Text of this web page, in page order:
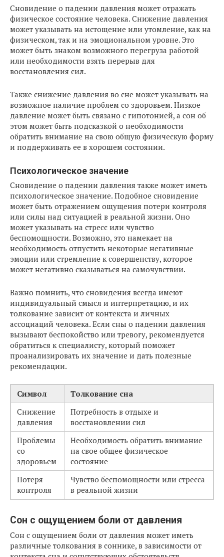
Сновидение о падении давления может отражать
физическое состояние человека. Снижение давления
может указывать на истощение или утомление, как на
физическом, так и на эмоциональном уровне. Это
может быть знаком возможного перегруза работой
или необходимости взять перерыв для
восстановления сил.
Также снижение давления во сне может указывать на
возможное наличие проблем со здоровьем. Низкое
давление может быть связано с гипотонией, а сон об
этом может быть подсказкой о необходимости
обратить внимание на свою общую физическую форму
и поддерживать ее в хорошем состоянии.
Психологическое значение
Сновидение о падении давления также может иметь
психологическое значение. Подобное сновидение
может быть отражением ощущения потери контроля
или силы над ситуацией в реальной жизни. Оно
может указывать на стресс или чувство
беспомощности. Возможно, это намекает на
необходимость отпустить некоторые негативные
эмоции или стремление к совершенству, которое
может негативно сказываться на самочувствии.
Важно помнить, что сновидения всегда имеют
индивидуальный смысл и интерпретацию, и их
толкование зависит от контекста и личных
ассоциаций человека. Если сны о падении давления
вызывают беспокойство или тревогу, рекомендуется
обратиться к специалисту, который поможет
проанализировать их значение и дать полезные
рекомендации.
Символ
Толкование сна
Снижение
давления
Потребность в отдыхе и
восстановлении сил
Проблемы
со
здоровьем
Необходимость обратить внимание
на свое общее физическое
состояние
Потеря
контроля
Чувство беспомощности или стресса
в реальной жизни
Сон с ощущением боли от давления
Сон с ощущением боли от давления может иметь
различные толкования в соннике, в зависимости от